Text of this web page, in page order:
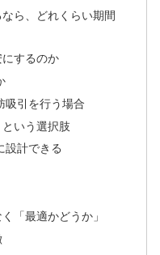
ら、どれくらい期間
するのか
吸引を行う場合
いう選択肢
設計できる
「最適かどうか」